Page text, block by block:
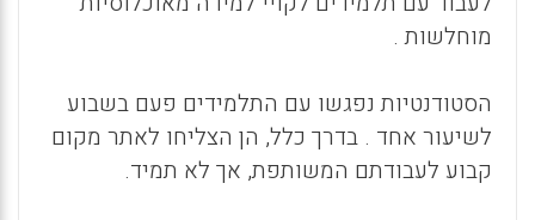
מוחלשות .
הסטודנטיות נפגשו עם התלמידים פעם בשבוע
לשיעור אחד . בדרך כלל, הן הצליחו לאתר מקום
קבוע לעבודתם המשותפת, אך לא תמיד.